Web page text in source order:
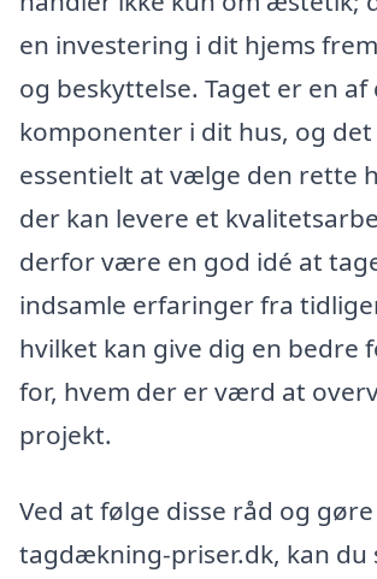
en investering i dit hjems
og beskyttelse. Taget er en
komponenter i dit hus, og
essentielt at vælge den rette
der kan levere et
derfor være en god idé at
indsamle erfaringer fra
hvilket kan give dig en bedre
for, hvem der er værd at
projekt.
Ved at følge disse råd og
tagdækning-priser.dk, kan du